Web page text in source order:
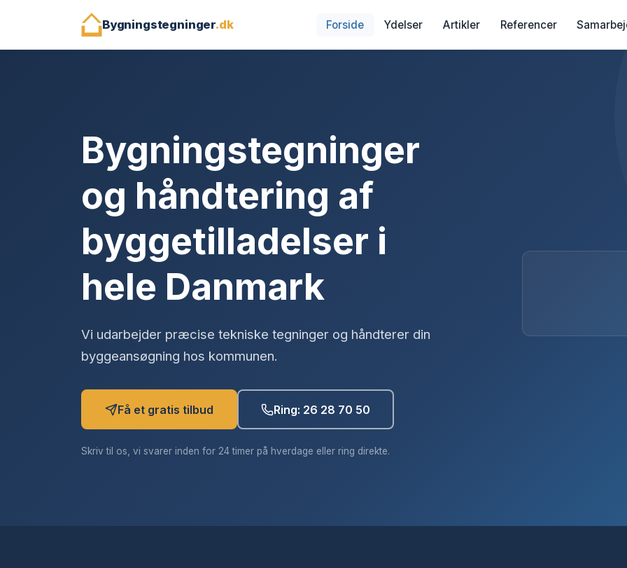
Bygningstegninger.dk Forside Ydelser Artikler Referencer
Bygningstegninger
og håndtering af
byggetilladelser i
hele Danmark
Vi udarbejder præcise tekniske tegninger og håndterer din
byggeansøgning hos kommunen.
Få et gratis tilbud Ring: 26 28 70 50
Skriv til os, vi svarer inden for 24 timer på hverdage eller ring direkte.